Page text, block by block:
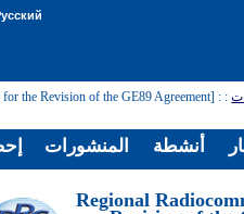
:
for the Revision of the GE89 Agreement
[Regional
المنشورات أنشطة